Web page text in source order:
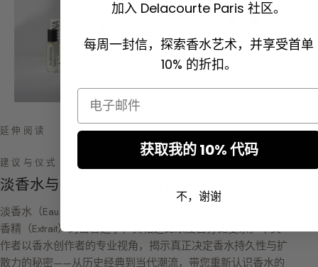
在 INSTAGRAM 上关注我们
延伸阅读
建议与仪式
淡香水与香水精：哪种留香更持久？
淡香水（Eau de Toilette）、香水精（Eau de Parfum）与浓缩
香精（Extrait）的留香之争，真相远比浓度百分比复杂。本文
作者以香水创作者的专业视角，揭示真正决定香水持久性与扩
散力的秘密——从历史经典到当代潮流，带您重新认识香水的
加入 Delacourte Paris 社区。
每周一封信，探索香水艺术，并享受首单
10% 的折扣。
Email
获取我的 10% 代码
不，谢谢